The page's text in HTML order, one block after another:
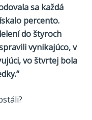
sa každá
percento.
do štyroch
vynikajúco, v
vo štvrtej bola